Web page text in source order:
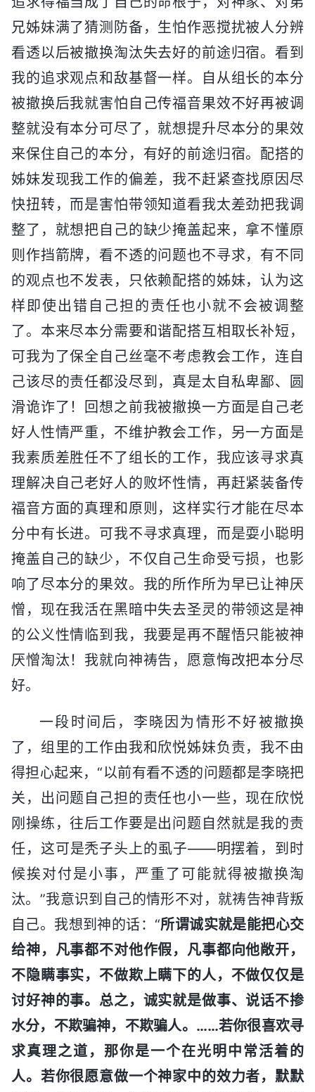
兄姊妹满了猜测防备，生怕作恶搅扰被人分辨
看透以后被撤换淘汰失去好的前途归宿。看到
我的追求观点和敌基督一样。自从组长的本分
被撤换后我就害怕自己传福音果效不好再被调
整就没有本分可尽了，就想提升尽本分的果效
来保住自己的本分，有好的前途归宿。配搭的
姊妹发现我工作的偏差，我不赶紧查找原因尽
快扭转，而是害怕带领知道看我太差劲把我调
整了，就想把自己的缺少掩盖起来，拿不懂原
则作挡箭牌，看不透的问题也不寻求，有不同
的观点也不发表，只依赖配搭的姊妹，认为这
样即使出错自己担的责任也小就不会被调整
了。本来尽本分需要和谐配搭互相取长补短，
可我为了保全自己丝毫不考虑教会工作，连自
己该尽的责任都没尽到，真是太自私卑鄙、圆
滑诡诈了！回想之前我被撤换一方面是自己老
好人性情严重，不维护教会工作，另一方面是
我素质差胜任不了组长的工作，我应该寻求真
理解决自己老好人的败坏性情，再赶紧装备传
福音方面的真理和原则，这样实行才能在尽本
分中有长进。可我不寻求真理，而是耍小聪明
掩盖自己的缺少，不仅自己生命受亏损，也影
响了尽本分的果效。我的所作所为早已让神厌
憎，现在我活在黑暗中失去圣灵的带领这是神
的公义性情临到我，我要是再不醒悟只能被神
厌憎淘汰！我就向神祷告，愿意悔改把本分尽
好。
一段时间后，李晓因为情形不好被撤换
了，组里的工作由我和欣悦姊妹负责，我不由
得担心起来，“以前有看不透的问题都是李晓把
关，出问题自己担的责任也小一些，现在欣悦
刚操练，往后工作要是出问题自然就是我的责
任，这可是秃子头上的虱子——明摆着，到时
候挨对付是小事，严重了可能就得被撤换淘
汰。”我意识到自己的情形不对，就祷告神背叛
自己。我想到神的话：“所谓诚实就是能把心交
给神，凡事都不对他作假，凡事都向他敞开，
不隐瞒事实，不做欺上瞒下的人，不做仅仅是
讨好神的事。总之，诚实就是做事、说话不掺
水分，不欺骗神，不欺骗人。……若你很喜欢寻
求真理之道，那你是一个在光明中常活着的
人。若你很愿意做一个神家中的效力者，默默